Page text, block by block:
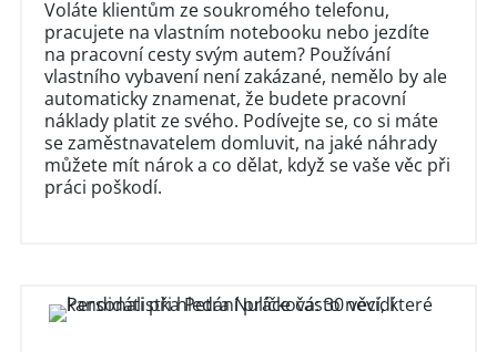
Voláte klientům ze soukromého telefonu,
pracujete na vlastním notebooku nebo jezdíte
na pracovní cesty svým autem? Používání
vlastního vybavení není zakázané, nemělo by ale
automaticky znamenat, že budete pracovní
náklady platit ze svého. Podívejte se, co si máte
se zaměstnavatelem domluvit, na jaké náhrady
můžete mít nárok a co dělat, když se vaše věc při
práci poškodí.